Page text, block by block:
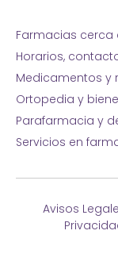
Farmacias cerca
Horarios,
Medicamentos y
Ortopedia y
Parafarmacia y
Servicios en
Avisos